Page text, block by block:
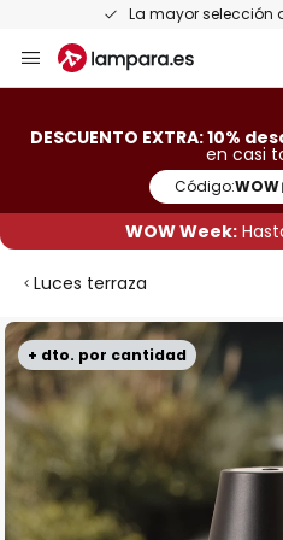
La mayor selección
al
DESCUENTO EXTRA: 10%
en casi
Código:WOW
WOW Week:
Luces terraza
+ dto. por cantidad
Saltar
al
final
de
galería
de